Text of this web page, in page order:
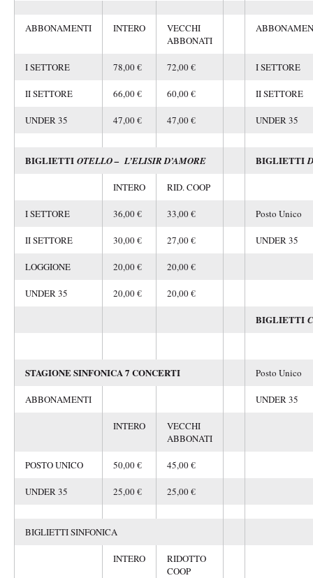
ABBONAMENTI INTERO
VECCHI
ABBONATI
I SETTORE 78,00 € 72,00 € I SETTORE
II SETTORE 66,00 € 60,00 € II SETTORE
UNDER 35 47,00 € 47,00 € UNDER 35
BIGLIETTI OTELLO – L’ELISIR D’AMORE BIGLIETTI
INTERO RID. COOP
I SETTORE 36,00 € 33,00 € Posto Unico
II SETTORE 30,00 € 27,00 € UNDER 35
LOGGIONE 20,00 € 20,00 €
UNDER 35 20,00 € 20,00 €
BIGLIETTI
STAGIONE SINFONICA 7 CONCERTI Posto Unico
ABBONAMENTI UNDER 35
INTERO
VECCHI
ABBONATI
POSTO UNICO 50,00 € 45,00 €
UNDER 35 25,00 € 25,00 €
BIGLIETTI SINFONICA
INTERO
RIDOTTO
COOP